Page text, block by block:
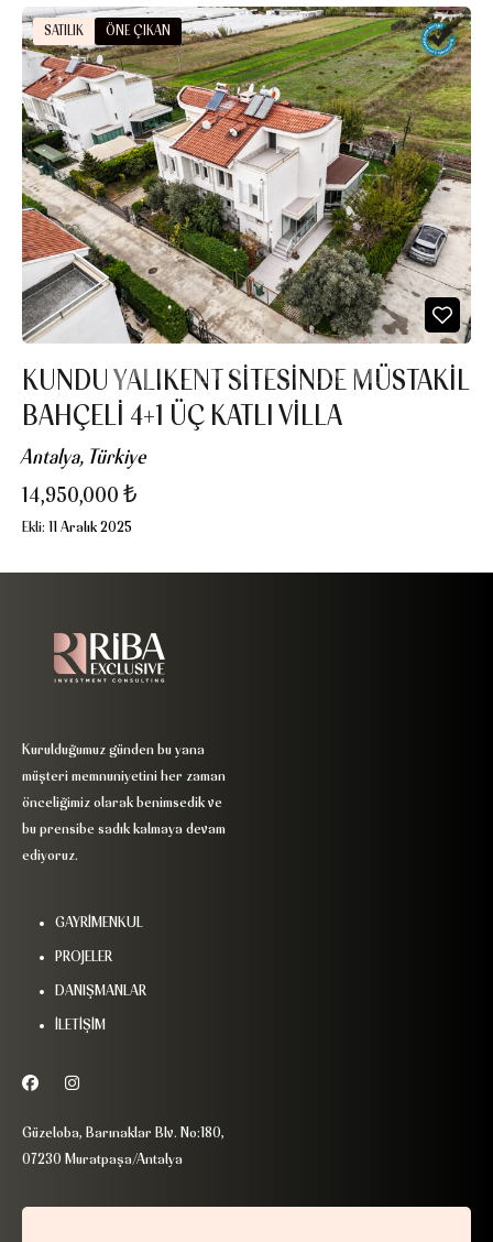
SATILIK ÖNE ÇIKAN
KUNDU YALIKENT SITESINDE MÜSTAKIL
BAHÇELI 4+1 ÜÇ KATLI VILLA
Antalya, Türkiye
14,950,000 ₺
Ekli: 11 Aralık 2025
Kurulduğumuz günden bu yana
müşteri memnuniyetini her zaman
önceliğimiz olarak benimsedik ve
bu prensibe sadık kalmaya devam
ediyoruz.
GAYRİMENKUL
PROJELER
DANIŞMANLAR
İLETİŞİM
Güzeloba, Barınaklar Blv. No:180,
07230 Muratpaşa/Antalya